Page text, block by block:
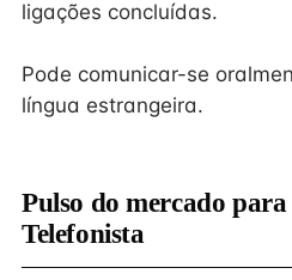
ligações concluídas.
Pode comunicar-se
língua estrangeira.
Pulso do mercado
Telefonista